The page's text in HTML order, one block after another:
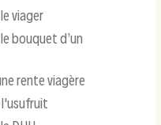
viager
bouquet d’un
rente viagère